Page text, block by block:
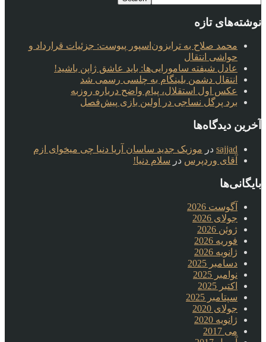
نوشته‌های تازه
محمد صلاح به ترابزون‌اسپور پیوست: جزئیات قرارداد و
حواشی انتقال
عادل شیفته سامورایی‌ها: باید عاشق ژاپن باشید!
انتقال دشمن بلینگام به چلسی رسمی شد
عکس اول استقلال، پیام واضح درباره روزبه
برد پرگل نساجی در اولین بازی پیش‌فصل
آخرین دیدگاه‌ها
sajjad در موزیک جدید ساسان آریا دنیا چی میخوای ازم
آقای وردپرس در سلام دنیا!
بایگانی‌ها
آگوست 2026
جولای 2026
ژوئن 2026
فوریه 2026
ژانویه 2026
دسامبر 2025
نوامبر 2025
اکتبر 2025
سپتامبر 2025
جولای 2020
ژانویه 2020
می 2017